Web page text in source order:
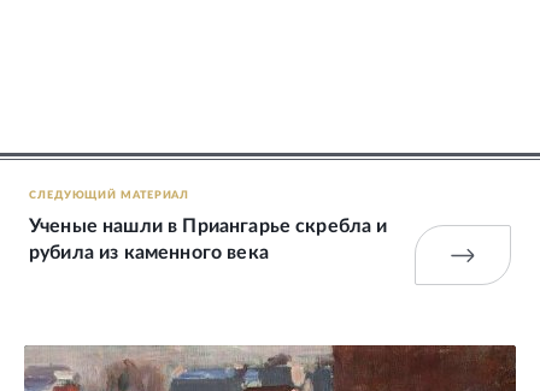
СЛЕДУЮЩИЙ МАТЕРИАЛ
Ученые нашли в Приангарье скребла и
рубила из каменного века